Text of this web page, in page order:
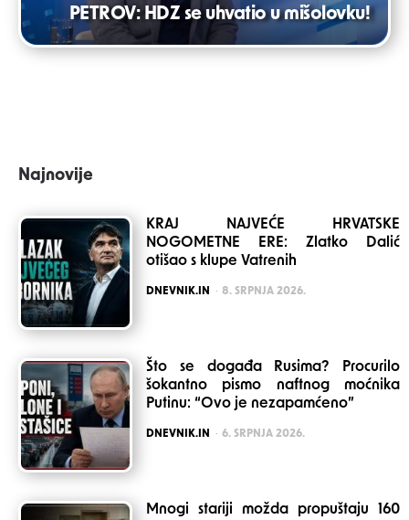
PETROV: HDZ se uhvatio u mišolovku!
Najnovije
KRAJ NAJVEĆE HRVATSKE
NOGOMETNE ERE: Zlatko Dalić
otišao s klupe Vatrenih
POSTED
DNEVNIK.IN 8. SRPNJA 2026.
Što se događa Rusima? Procurilo
šokantno pismo naftnog moćnika
Putinu: “Ovo je nezapamćeno”
POSTED
DNEVNIK.IN 6. SRPNJA 2026.
Mnogi stariji možda propuštaju 160